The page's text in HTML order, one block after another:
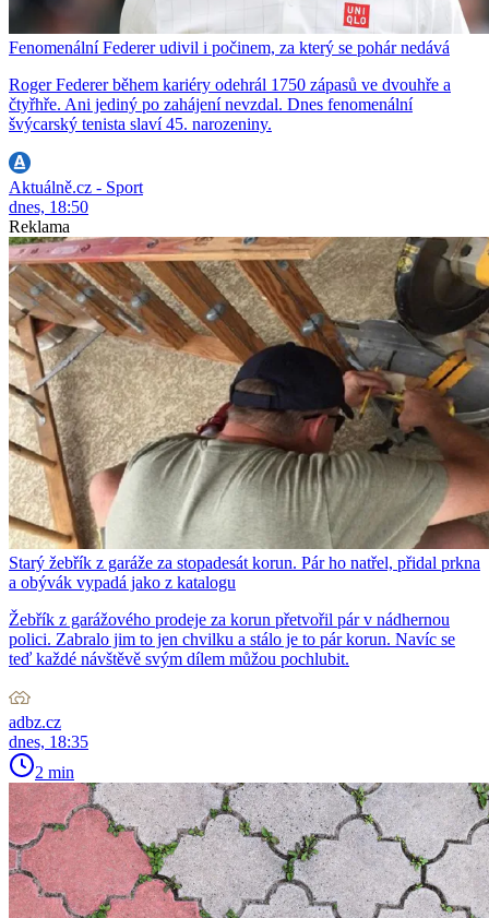
Fenomenální Federer udivil i počinem, za který se pohár nedává
Roger Federer během kariéry odehrál 1750 zápasů ve dvouhře a
čtyřhře. Ani jediný po zahájení nevzdal. Dnes fenomenální
švýcarský tenista slaví 45. narozeniny.
Aktuálně.cz - Sport
dnes, 18:50
Reklama
Starý žebřík z garáže za stopadesát korun. Pár ho natřel, přidal prkna
a obývák vypadá jako z katalogu
Žebřík z garážového prodeje za korun přetvořil pár v nádhernou
polici. Zabralo jim to jen chvilku a stálo je to pár korun. Navíc se
teď každé návštěvě svým dílem můžou pochlubit.
adbz.cz
dnes, 18:35
2 min